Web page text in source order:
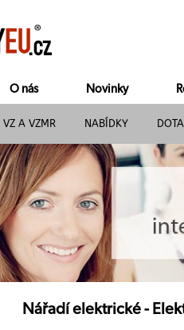
O nás Novinky
VZ A VZMR NABÍDKY
Nářadí elektrické -